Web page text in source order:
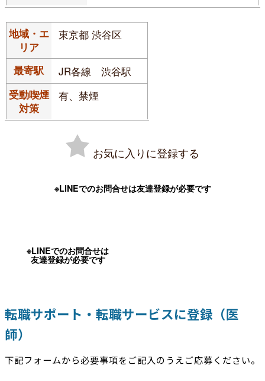
地域・エ
リア
東京都 渋谷区
最寄駅 JR各線 渋谷駅
受動喫煙
対策
有、禁煙
お気に入りに登録する
※LINEでのお問合せは友達登録が必要です
※LINEでのお問合せは
友達登録が必要です
転職サポート・転職サービスに登録（医
師）
下記フォームから必要事項をご記入のうえご応募ください。